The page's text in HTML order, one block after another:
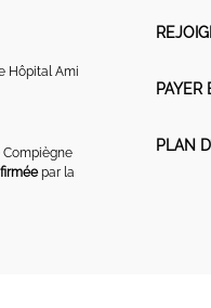
Hôpital Ami
Compiègne
par la
PAYER
PLAN